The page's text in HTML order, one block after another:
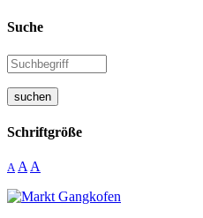
Suche
suchen
Schriftgröße
A A A